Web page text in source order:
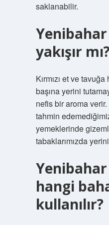
saklanabilir.
yakışır
Kırmızı et ve
başına yerini
nefis bir aroma verir.
tahmin
yemeklerinde
tabaklarımızda
hangi
kullanılır?